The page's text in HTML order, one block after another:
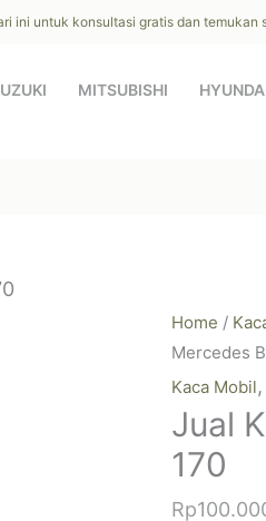
ini untuk konsultasi gratis dan
MITSUBISHI
Home /
Mercedes
Kaca Mobil,
Jual
170
Rp